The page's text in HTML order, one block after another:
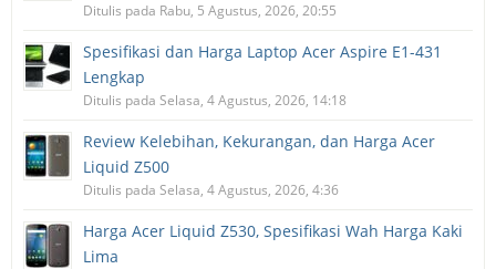
Ditulis pada Rabu, 5 Agustus, 2026, 20:55
Spesifikasi dan Harga Laptop Acer Aspire E1-431
Lengkap
Ditulis pada Selasa, 4 Agustus, 2026, 14:18
Review Kelebihan, Kekurangan, dan Harga Acer
Liquid Z500
Ditulis pada Selasa, 4 Agustus, 2026, 4:36
Harga Acer Liquid Z530, Spesifikasi Wah Harga Kaki
Lima